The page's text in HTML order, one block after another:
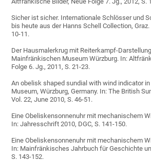
Sicher ist sicher. Internationale Schlösser und
bis heute aus der Hanns Schell Collection,
10-11.
Der Hausmalerkrug mit Reiterkampf-
Mainfränkischen Museum Würzburg. In:
Folge 6. Jg., 2011, S. 21-23.
An obelisk shaped sundial with wind indicator
Museum, Würzburg, Germany. In: The British
Vol. 22, June 2010, S. 46-51.
Eine Obeliskensonnenuhr mit mechanischem
In: Jahresschrift 2010, DGC, S. 141-150.
Eine Obeliskensonnenuhr mit mechanischem
In: Mainfränkisches Jahrbuch für Geschichte
S. 143-152.